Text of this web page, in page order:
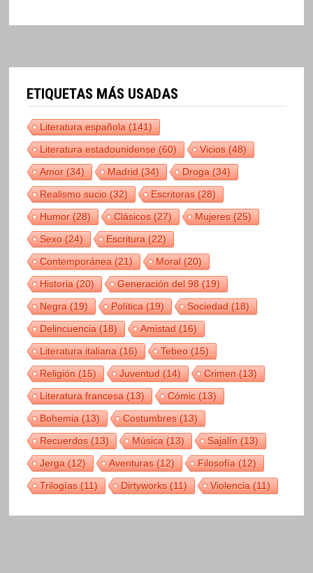
ETIQUETAS MÁS USADAS
Literatura española(141)
Literatura estadounidense(60) Vicios(48)
Amor(34) Madrid(34) Droga(34)
Realismo sucio(32) Escritoras(28)
Humor(28) Clásicos(27) Mujeres(25)
Sexo(24) Escritura(22)
Contemporánea(21) Moral(20)
Historia(20) Generación del 98(19)
Negra(19) Política(19) Sociedad(18)
Delincuencia(18) Amistad(16)
Literatura italiana(16) Tebeo(15)
Religión(15) Juventud(14) Crimen(13)
Literatura francesa(13) Cómic(13)
Bohemia(13) Costumbres(13)
Recuerdos(13) Música(13) Sajalín(13)
Jerga(12) Aventuras(12) Filosofía(12)
Trilogías(11) Dirtyworks(11) Violencia(11)